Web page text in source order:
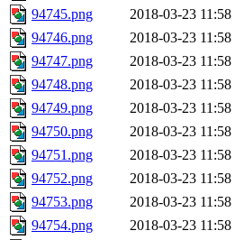
94745.png
2018-03-23 11:58
94746.png
2018-03-23 11:58
94747.png
2018-03-23 11:58
94748.png
2018-03-23 11:58
94749.png
2018-03-23 11:58
94750.png
2018-03-23 11:58
94751.png
2018-03-23 11:58
94752.png
2018-03-23 11:58
94753.png
2018-03-23 11:58
94754.png
2018-03-23 11:58